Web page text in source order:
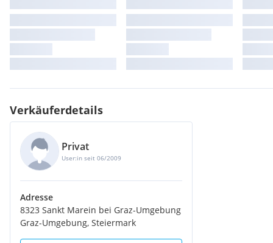
Verkäuferdetails
Privat
User:in seit 06/2009
Adresse
8323 Sankt Marein bei Graz-Umgebung
Graz-Umgebung, Steiermark